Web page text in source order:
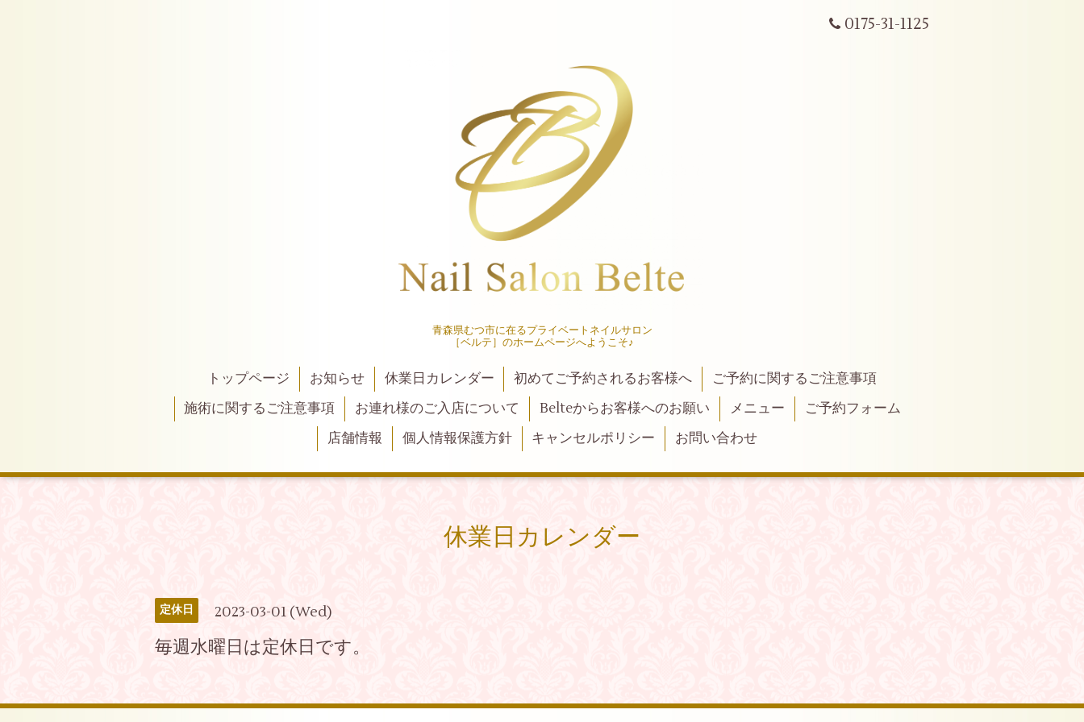
0175-31-1125
青森県むつ市に在るプライベートネイルサロン
［ベルテ］のホームページへようこそ♪
トップページ お知らせ 休業日カレンダー 初めてご予約されるお客様へ
ご予約に関するご注意事項
施術に関するご注意事項
お連れ様のご入店について Belteからお客様へのお願い メニュー
ご予約フォーム
店舗情報
個人情報保護方針 キャンセルポリシー お問い合わせ
休業日カレンダー
定休日 2023-03-01 (Wed)
毎週水曜日は定休日です。